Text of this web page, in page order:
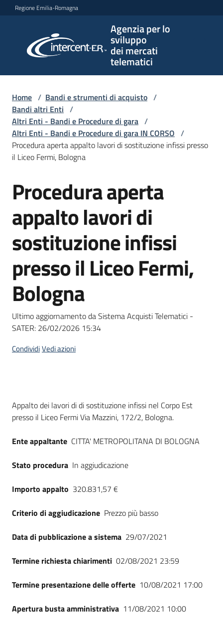
Vai al contenuto
Vai alla navigazione
Vai al footer
Regione Emilia-Romagna
Agenzia per lo
sviluppo
dei mercati
telematici
per lo
sviluppo
telematici
L'Agenzia
Bandi
e
di
acquisto
Supporto
telematiche
site
su
Home / Bandi e strumenti di acquisto /
Bandi altri Enti /
Altri Enti - Bandi e Procedure di gara /
Altri Enti - Bandi e Procedure di gara IN CORSO /
Procedura aperta appalto lavori di sostituzione infissi presso
il Liceo Fermi, Bologna
Salta al contenuto
Procedura aperta
appalto lavori di
sostituzione infissi
presso il Liceo Fermi,
Bologna
Ultimo aggiornamento da Sistema Acquisti Telematici -
SATER: 26/02/2026 15:34
CondividiVedi azioni
Dati del bando
Appalto dei lavori di di sostituzione infissi nel Corpo Est
presso il Liceo Fermi Via Mazzini, 172/2, Bologna.
Ente appaltante CITTA' METROPOLITANA DI BOLOGNA
Stato procedura In aggiudicazione
Importo appalto 320.831,57 €
Criterio di aggiudicazione Prezzo più basso
Data di pubblicazione a sistema 29/07/2021
Termine richiesta chiarimenti 02/08/2021 23:59
Termine presentazione delle offerte 10/08/2021 17:00
Apertura busta amministrativa 11/08/2021 10:00